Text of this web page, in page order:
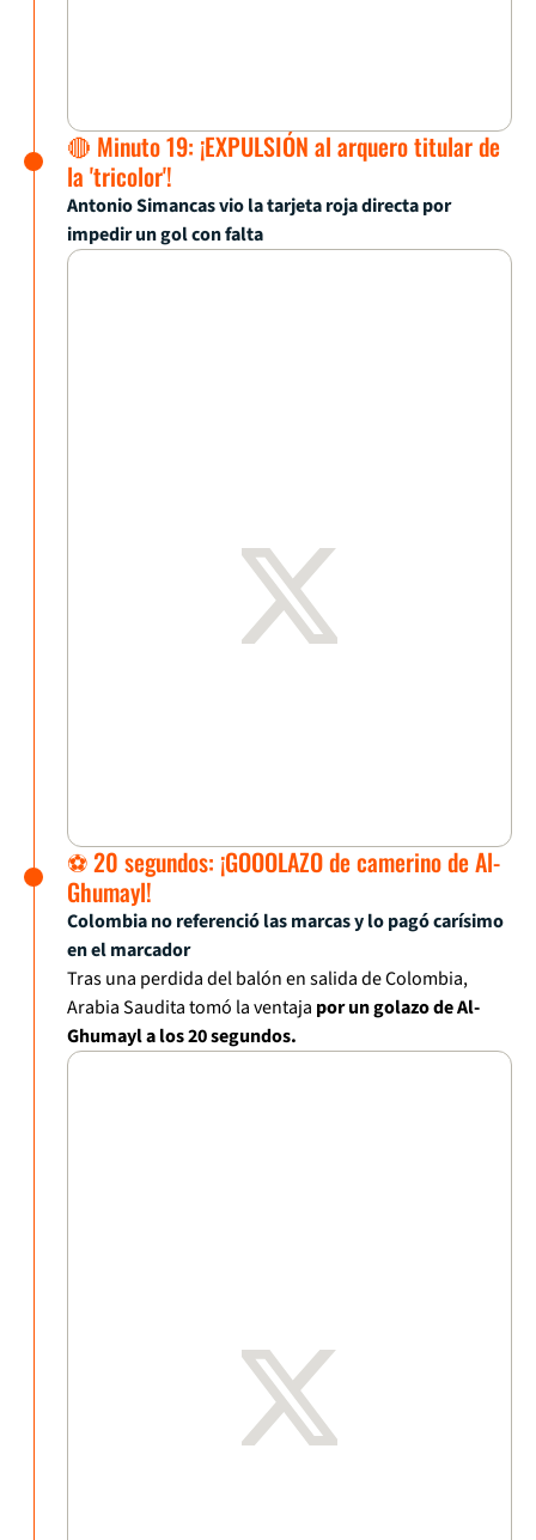
🔴 Minuto 19: ¡EXPULSIÓN al arquero titular de
la 'tricolor'!
Antonio Simancas vio la tarjeta roja directa por
impedir un gol con falta
⚽ 20 segundos: ¡GOOOLAZO de camerino de Al-
Ghumayl!
Colombia no referenció las marcas y lo pagó carísimo
en el marcador
Tras una perdida del balón en salida de Colombia,
Arabia Saudita tomó la ventaja por un golazo de Al-
Ghumayl a los 20 segundos.